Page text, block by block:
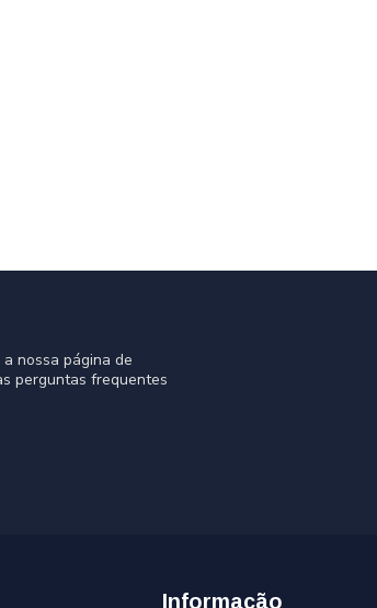
nossa página de
perguntas frequentes
Informação